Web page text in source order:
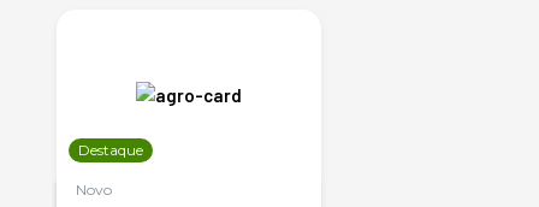
Destaque
Novo